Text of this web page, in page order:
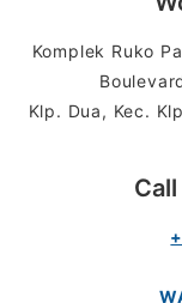
Komplek Ruko
Klp. Dua, Kec.